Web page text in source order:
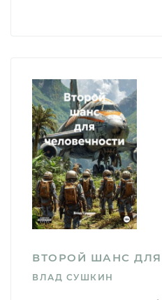
ВТОРОЙ ШАНС
ВЛАД СУШКИН